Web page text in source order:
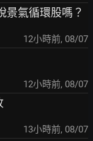
景氣循環股嗎？
12小時前, 08/07
12小時前, 08/07
13小時前, 08/07